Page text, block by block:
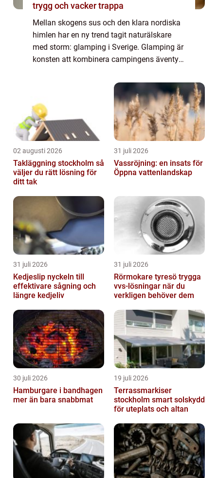
trygg och vacker trappa
Mellan skogens sus och den klara nordiska
himlen har en ny trend tagit naturälskare
med storm: glamping i Sverige. Glamping är
konsten att kombinera campingens äventyr
avseende erbjuder Sverige e...
02 augusti 2026
Takläggning stockholm så
väljer du rätt lösning för
ditt tak
31 juli 2026
Vassröjning: en insats för
Öppna vattenlandskap
31 juli 2026
Kedjeslip nyckeln till
effektivare sågning och
längre kedjeliv
31 juli 2026
Rörmokare tyresö trygga
vvs-lösningar när du
verkligen behöver dem
30 juli 2026
Hamburgare i bandhagen
mer än bara snabbmat
19 juli 2026
Terrassmarkiser
stockholm smart solskydd
för uteplats och altan